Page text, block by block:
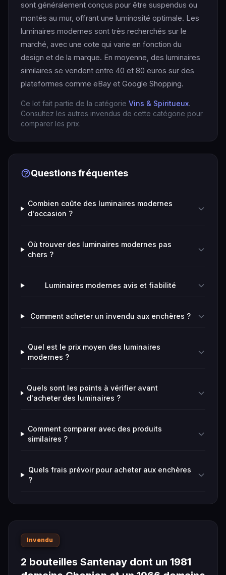
sont généralement conçus pour être suspendus ou
montés au mur, offrant une luminosité optimale. Les
luminaires modernes sont très recherchés sur le
marché, avec une cote qui varie en fonction du
design et de la marque. En moyenne, des luminaires
similaires se vendent entre 40 et 80 euros sur des
plateformes comme eBay et Google Shopping.
Ce lot fait partie de la catégorie Vins & Spiritueux.
Consultez les autres invendus de cette catégorie pour
comparer les prix.
Questions fréquentes
Combien coûte des luminaires modernes
d'occasion ?
Où trouver des luminaires modernes pas
chers ?
Luminaires modernes avis et fiabilité
Comment acheter un invendu aux enchères ?
Quel est le prix moyen des luminaires
modernes ?
Quels sont les points à vérifier avant
d'acheter des luminaires ?
Comment comparer avec des produits
similaires ?
Quels frais prévoir pour acheter aux enchères
?
Invendu
2 bouteilles Santenay dont un 1981